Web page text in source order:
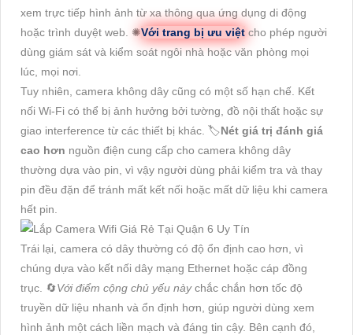
xem trực tiếp hình ảnh từ xa thông qua ứng dụng di động
hoặc trình duyệt web. ✺Với trang bị ưu việt cho phép người
dùng giám sát và kiểm soát ngôi nhà hoặc văn phòng mọi
lúc, mọi nơi.
Tuy nhiên, camera không dây cũng có một số hạn chế. Kết
nối Wi-Fi có thể bị ảnh hưởng bởi tường, đồ nội thất hoặc sự
giao interference từ các thiết bị khác. 🏷Nét giá trị đánh giá
cao hơn nguồn điện cung cấp cho camera không dây
thường dựa vào pin, vì vậy người dùng phải kiểm tra và thay
pin đều đặn để tránh mất kết nối hoặc mất dữ liệu khi camera
hết pin.
Trái lại, camera có dây thường có độ ổn định cao hơn, vì
chúng dựa vào kết nối dây mạng Ethernet hoặc cáp đồng
trục. 🔄Với điểm cộng chủ yếu nàychắc chắn hơn tốc độ
truyền dữ liệu nhanh và ổn định hơn, giúp người dùng xem
hình ảnh một cách liền mạch và đáng tin cậy. Bên cạnh đó,